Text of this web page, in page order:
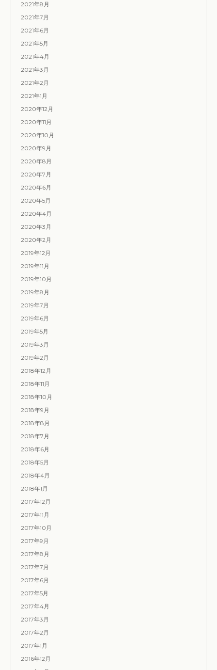
2021年8月
2021年7月
2021年6月
2021年5月
2021年4月
2021年3月
2021年2月
2021年1月
2020年12月
2020年11月
2020年10月
2020年9月
2020年8月
2020年7月
2020年6月
2020年5月
2020年4月
2020年3月
2020年2月
2019年12月
2019年11月
2019年10月
2019年8月
2019年7月
2019年6月
2019年5月
2019年3月
2019年2月
2018年12月
2018年11月
2018年10月
2018年9月
2018年8月
2018年7月
2018年6月
2018年5月
2018年4月
2018年1月
2017年12月
2017年11月
2017年10月
2017年9月
2017年8月
2017年7月
2017年6月
2017年5月
2017年4月
2017年3月
2017年2月
2017年1月
2016年12月